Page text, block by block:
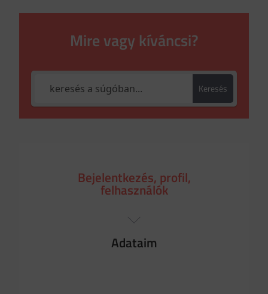
Mire vagy kíváncsi?
Keresés
Bejelentkezés, profil,
felhasználók
Adataim